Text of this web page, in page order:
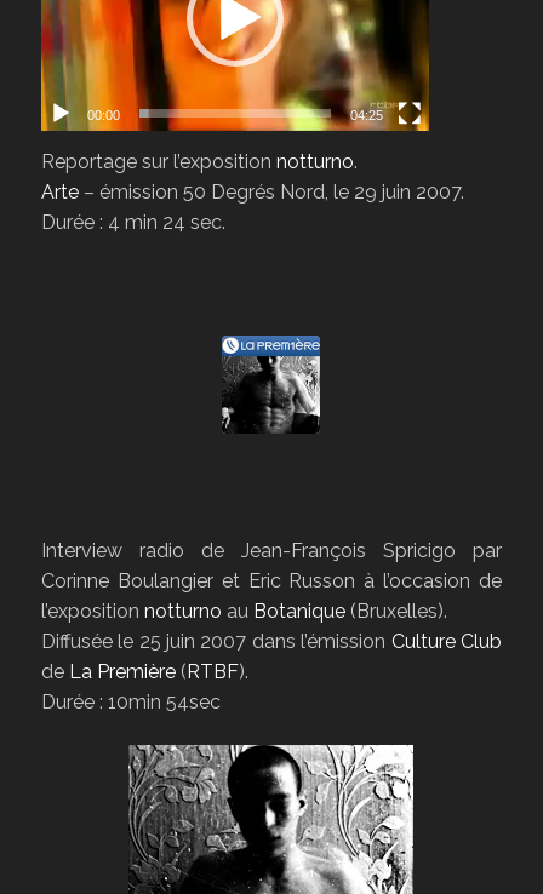
00:00 04:25
Reportage sur l’exposition notturno.
Arte– émission 50 Degrés Nord, le 29 juin 2007.
Durée : 4 min 24 sec.
Interview radio de Jean-François Spricigo par
Corinne Boulangier et Eric Russon à l’occasion de
l’exposition notturno au Botanique(Bruxelles).
Diffusée le 25 juin 2007 dans l’émission Culture Club
de La Première(RTBF).
Durée : 10min 54sec